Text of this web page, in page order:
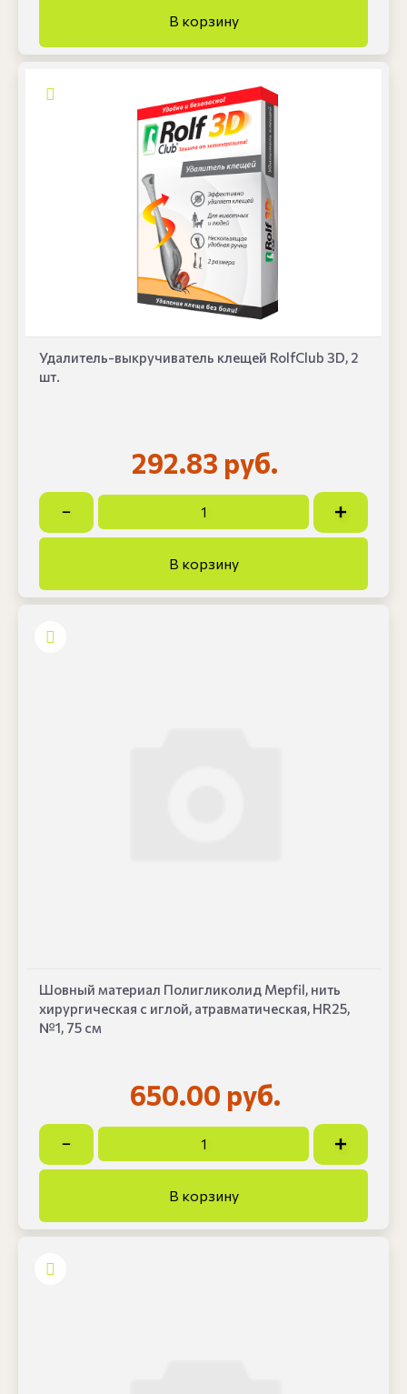
Удалитель-выкручиватель клещей RolfClub 3D, 2
шт.
292.83 руб.
Шовный материал Полигликолид Mepfil, нить
хирургическая с иглой, атравматическая, HR25,
№1, 75 см
650.00 руб.